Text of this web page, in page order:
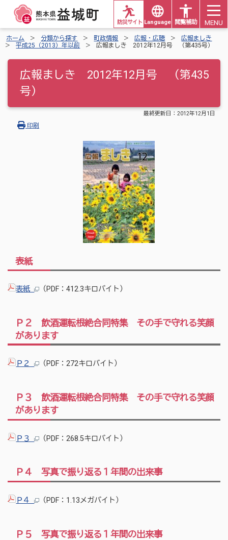
Languages 閲覧補助
防災サイト MENU
ホーム 分類から探す 町政情報 広報・広聴
広報ましき
平成25（2013）年以前
広報ましき 2012年12月号 （第435号）
広報ましき 2012年12月号 （第435
号）
最終更新日： 2012年12月1日
印刷
表紙
表紙 （PDF：412.3キロバイト）
Ｐ２ 飲酒運転根絶合同特集 その手で守れる笑顔
があります
Ｐ２ （PDF：272キロバイト）
Ｐ３ 飲酒運転根絶合同特集 その手で守れる笑顔
があります
Ｐ３ （PDF：268.5キロバイト）
Ｐ４ 写真で振り返る１年間の出来事
Ｐ４ （PDF：1.13メガバイト）
Ｐ５ 写真で振り返る１年間の出来事